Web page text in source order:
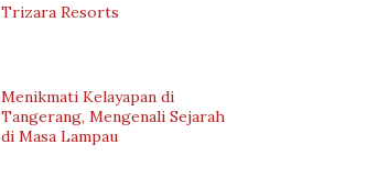
Trizara Resorts
Menikmati Kelayapan di
Tangerang, Mengenali Sejarah
di Masa Lampau